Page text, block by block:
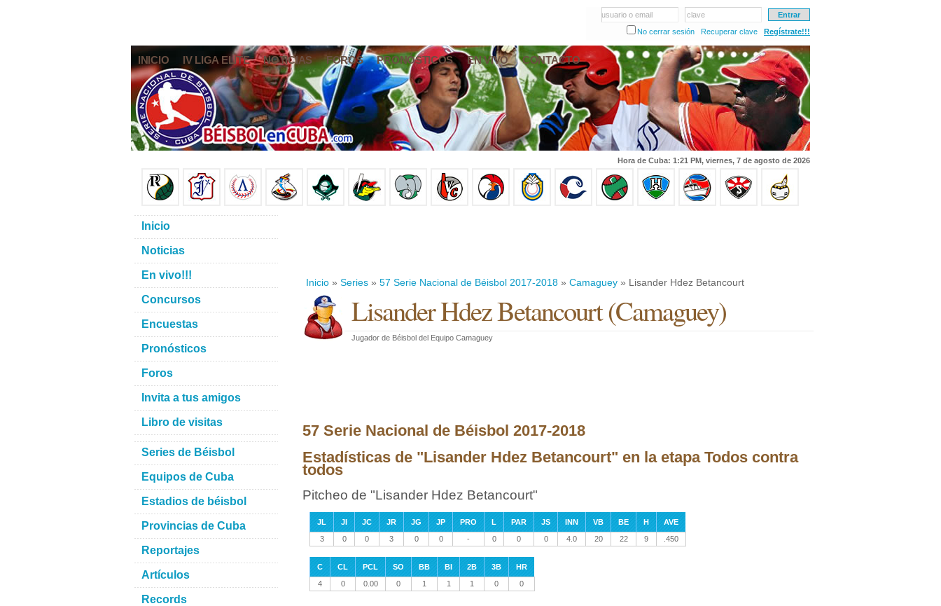
usuario o email
clave
No cerrar sesión
Recuperar clave Regístrate!!!
INICIO IV LIGA ELITE NOTICIAS FOROS PRONÓSTICOS EN VIVO CONTACTO
Hora de Cuba: 1:21 PM, viernes, 7 de agosto de 2026
Inicio » Series » 57 Serie Nacional de Béisbol 2017-2018 » Camaguey » Lisander Hdez Betancourt
Lisander Hdez Betancourt(Camaguey)
Jugador de Béisbol del Equipo Camaguey
57 Serie Nacional de Béisbol 2017-2018
Estadísticas de "Lisander Hdez Betancourt" en la etapa Todos contra
todos
Pitcheo de "Lisander Hdez Betancourt"
JL JI JC JR JG JP PRO L PAR JS INN VB BE H
AVE
3
0 0 3 0 0 - 0 0 0 4.0 20 22 9 .450
C CL PCL SO BB BI 2B 3B
HR
4
0 0.00 0 1 1 1 0 0
Inicio
Noticias
En vivo!!!
Concursos
Encuestas
Pronósticos
Foros
Invita a tus amigos
Libro de visitas
Series de Béisbol
Equipos de Cuba
Estadios de béisbol
Provincias de Cuba
Reportajes
Artículos
Records